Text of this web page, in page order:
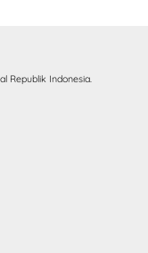
Republik Indonesia.